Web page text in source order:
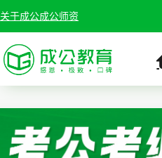
关于成公成公师资